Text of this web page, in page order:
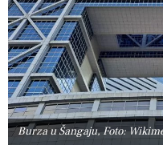
Burza u Šangaju, Foto: